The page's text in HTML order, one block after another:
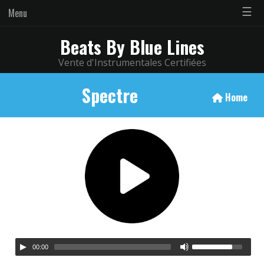
Menu ☰
Beats By Blue Lines
Vente d'Instrumentales Certifiées
Spectre Home
00:00